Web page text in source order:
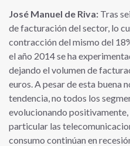
José Manuel de Riva: Tras
de facturación del sector, lo
contracción del mismo del
el año 2014 se ha
dejando el volumen de
euros. A pesar de esta buena
tendencia, no todos los
evolucionando positivamente,
particular las
consumo continúan en